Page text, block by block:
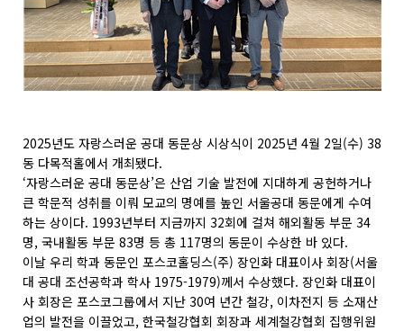
2025년도 자랑스러운 공대 동문상 시상식이 2025년 4월 2일(수) 38
동 다목적홀에서 개최됐다.
‘자랑스러운 공대 동문상’은 산업 기술 발전에 지대하게 공헌하거나
큰 학문적 성취를 이뤄 모교의 명예를 높인 서울공대 동문에게 수여
하는 상이다. 1993년부터 지금까지 32회에 걸쳐 해외활동 부문 34
명, 국내활동 부문 83명 등 총 117명의 동문이 수상한 바 있다.
이날 우리 학과 동문인 포스코홀딩스(주) 장인화 대표이사 회장(서울
대 공대 조선공학과 학사 1975-1979)께서 수상했다. 장인화 대표이
사 회장은 포스코그룹에서 지난 30여 년간 철강, 이차전지 등 소재산
업의 발전을 이끌었고, 한국철강협회 회장과 세계철강협회 집행위원